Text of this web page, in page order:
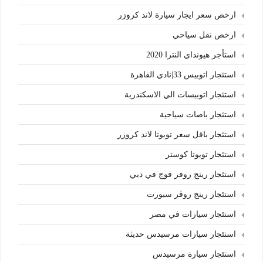
ارخص سعر ايجار سيارة لاند كروزر
ارخص نقل سياحي
استأجر هيونداي النترا 2020
استئجار اتوبيس 33|نادي القاهرة
استئجار اتوبيسات الي الاسكندرية
استئجار باصات سياحية
استئجار باقل سعر تويوتا لاند كروزر
استئجار تويوتا كوستر
استئجار رينج روفر فوج في دبي
استئجار رينج روڤر سبورت
استئجار سيارات في مصر
استئجار سيارات مرسيدس حديثة
استئجار سيارة مرسيدس